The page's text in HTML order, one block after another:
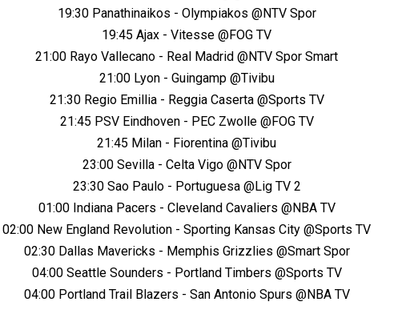
19:30 Panathinaikos - Olympiakos @NTV Spor
19:45 Ajax - Vitesse@FOG TV
21:00 Rayo Vallecano - Real Madrid @NTV Spor Smart
21:00 Lyon - Guingamp @Tivibu
21:30 Regio Emillia - Reggia Caserta @Sports TV
21:45 PSV Eindhoven - PEC Zwolle @FOG TV
21:45 Milan - Fiorentina @Tivibu
23:00 Sevilla - Celta Vigo @NTV Spor
23:30 Sao Paulo - Portuguesa @Lig TV 2
01:00 Indiana Pacers - Cleveland Cavaliers @NBA TV
02:00 New England Revolution - Sporting Kansas City @Sports TV
02:30 Dallas Mavericks - Memphis Grizzlies @Smart Spor
04:00 Seattle Sounders - Portland Timbers @Sports TV
04:00 Portland Trail Blazers - San Antonio Spurs @NBA TV